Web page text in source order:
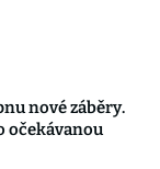
nové záběry.
očekávanou